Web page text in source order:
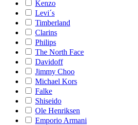
Kenzo
Levi´s
Timberland
Clarins
Philips
The North Face
Davidoff
Jimmy Choo
Michael Kors
Falke
Shiseido
Ole Henriksen
Emporio Armani